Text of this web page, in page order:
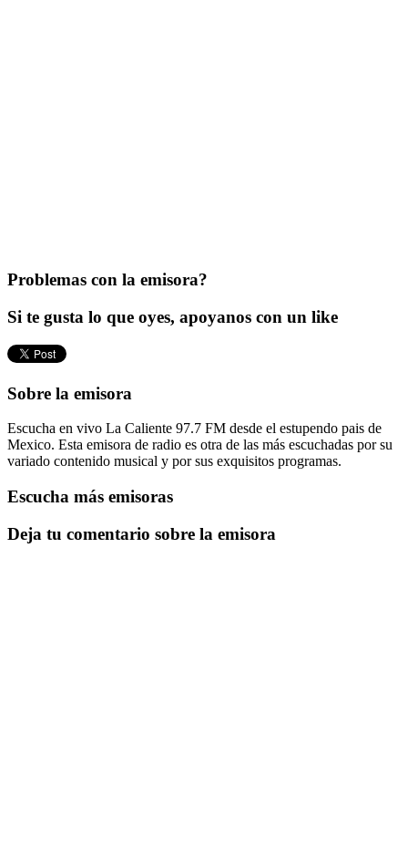
Problemas con la emisora?
Si te gusta lo que oyes, apoyanos con un like
Sobre la emisora
Escucha en vivo La Caliente 97.7 FM desde el estupendo pais de
Mexico. Esta emisora de radio es otra de las más escuchadas por su
variado contenido musical y por sus exquisitos programas.
Escucha más emisoras
Deja tu comentario sobre la emisora